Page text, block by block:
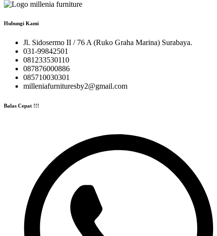
Hubungi Kami
Jl. Sidosermo II / 76 A (Ruko Graha Marina) Surabaya.
031-99842501
081233530110
087876000886
085710030301
milleniafurnituresby2@gmail.com
Balas Cepat !!!